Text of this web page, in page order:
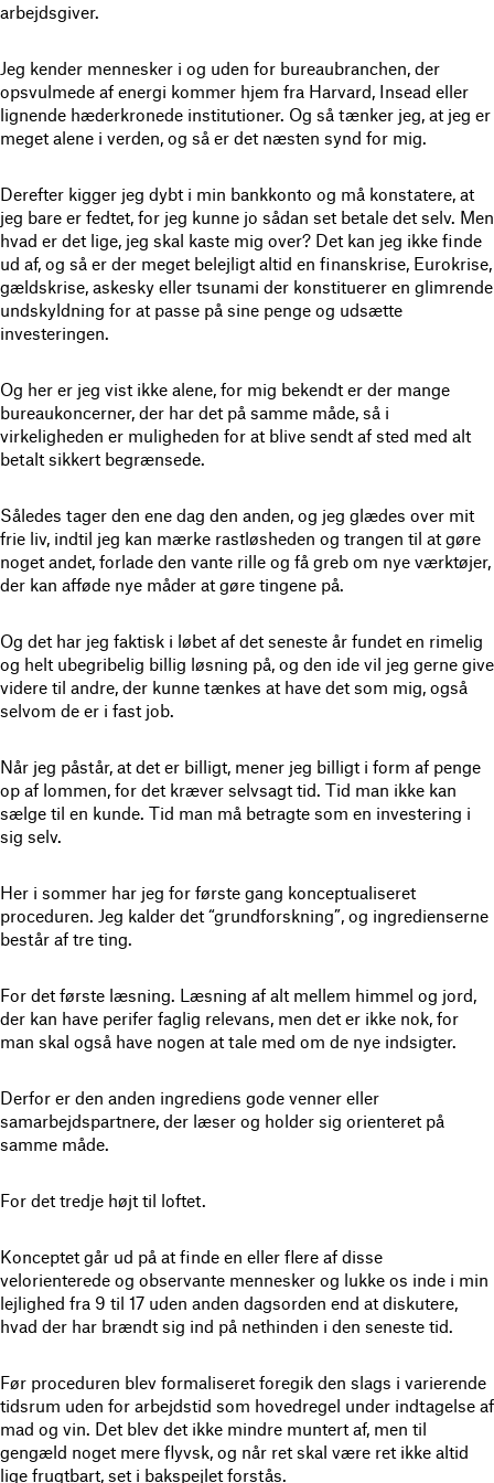
arbejdsgiver.
Jeg kender mennesker i og uden for bureaubranchen, der
opsvulmede af energi kommer hjem fra Harvard, Insead eller
lignende hæderkronede institutioner. Og så tænker jeg, at jeg er
meget alene i verden, og så er det næsten synd for mig.
Derefter kigger jeg dybt i min bankkonto og må konstatere, at
jeg bare er fedtet, for jeg kunne jo sådan set betale det selv. Men
hvad er det lige, jeg skal kaste mig over? Det kan jeg ikke finde
ud af, og så er der meget belejligt altid en finanskrise, Eurokrise,
gældskrise, askesky eller tsunami der konstituerer en glimrende
undskyldning for at passe på sine penge og udsætte
investeringen.
Og her er jeg vist ikke alene, for mig bekendt er der mange
bureaukoncerner, der har det på samme måde, så i
virkeligheden er muligheden for at blive sendt af sted med alt
betalt sikkert begrænsede.
Således tager den ene dag den anden, og jeg glædes over mit
frie liv, indtil jeg kan mærke rastløsheden og trangen til at gøre
noget andet, forlade den vante rille og få greb om nye værktøjer,
der kan afføde nye måder at gøre tingene på.
Og det har jeg faktisk i løbet af det seneste år fundet en rimelig
og helt ubegribelig billig løsning på, og den ide vil jeg gerne give
videre til andre, der kunne tænkes at have det som mig, også
selvom de er i fast job.
Når jeg påstår, at det er billigt, mener jeg billigt i form af penge
op af lommen, for det kræver selvsagt tid. Tid man ikke kan
sælge til en kunde. Tid man må betragte som en investering i
sig selv.
Her i sommer har jeg for første gang konceptualiseret
proceduren. Jeg kalder det “grundforskning”, og ingredienserne
består af tre ting.
For det første læsning. Læsning af alt mellem himmel og jord,
der kan have perifer faglig relevans, men det er ikke nok, for
man skal også have nogen at tale med om de nye indsigter.
Derfor er den anden ingrediens gode venner eller
samarbejdspartnere, der læser og holder sig orienteret på
samme måde.
For det tredje højt til loftet.
Konceptet går ud på at finde en eller flere af disse
velorienterede og observante mennesker og lukke os inde i min
lejlighed fra 9 til 17 uden anden dagsorden end at diskutere,
hvad der har brændt sig ind på nethinden i den seneste tid.
Før proceduren blev formaliseret foregik den slags i varierende
tidsrum uden for arbejdstid som hovedregel under indtagelse af
mad og vin. Det blev det ikke mindre muntert af, men til
gengæld noget mere flyvsk, og når ret skal være ret ikke altid
lige frugtbart, set i bakspejlet forstås.